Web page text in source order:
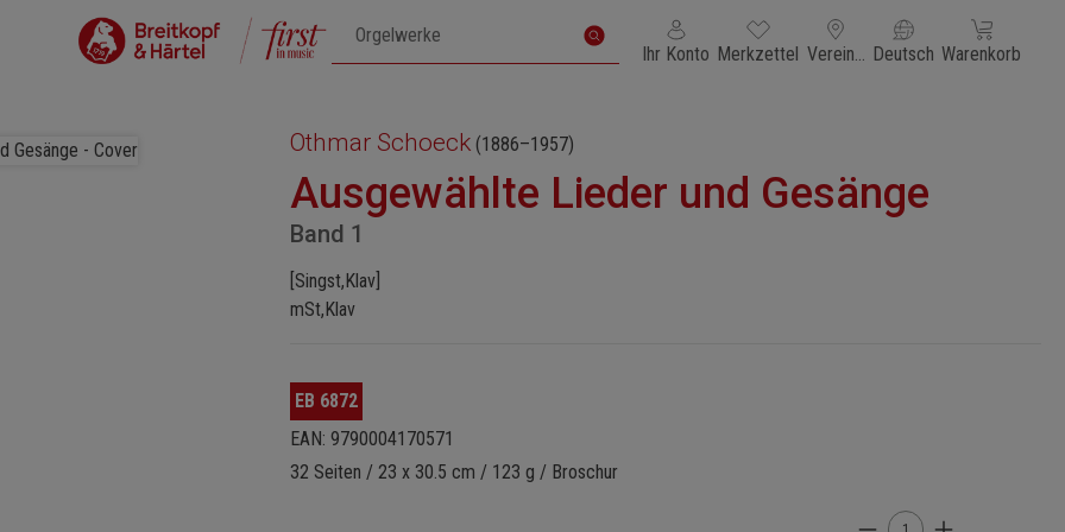
Ihr Konto Du hast 0 Produkte auf dem Merkzettel
Merkzettel Vereinigte Staaten von Amerika
Deutsch Warenkorb
Warenkorb
Othmar Schoeck (1886–1957)
Ausgewählte Lieder und Gesänge
Band 1
[Singst,Klav]
mSt,Klav
EB 6872
EAN: 9790004170571
32 Seiten / 23 x 30.5 cm / 123 g / Broschur